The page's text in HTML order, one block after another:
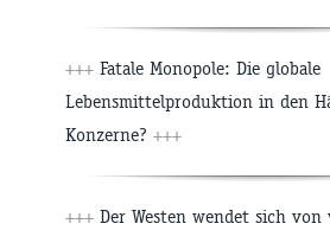
+++ Fatale Monopole: Die globale
Lebensmittelproduktion in den
Konzerne? +++
+++ Der Westen wendet sich